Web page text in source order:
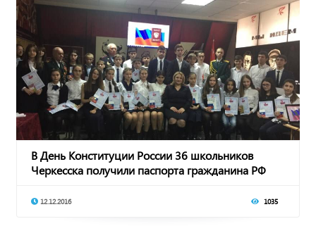
В День Конституции России 36 школьников
Черкесска получили паспорта гражданина РФ
12.12.2016 1035